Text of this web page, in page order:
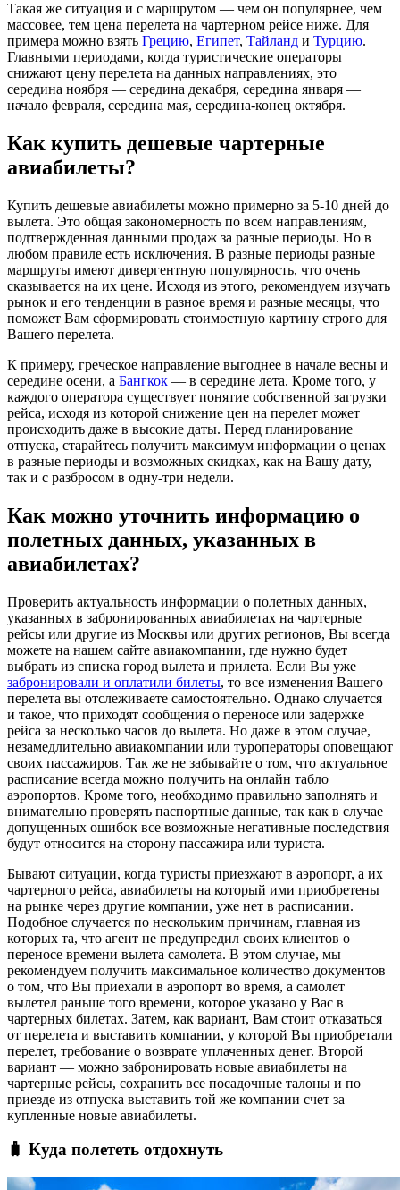
Такая же ситуация и с маршрутом — чем он популярнее, чем
массовее, тем цена перелета на чартерном рейсе ниже. Для
примера можно взять Грецию, Египет, Тайланд и Турцию.
Главными периодами, когда туристические операторы
снижают цену перелета на данных направлениях, это
середина ноября — середина декабря, середина января —
начало февраля, середина мая, середина-конец октября.
Как купить дешевые чартерные
авиабилеты?
Купить дешевые авиабилеты можно примерно за 5-10 дней до
вылета. Это общая закономерность по всем направлениям,
подтвержденная данными продаж за разные периоды. Но в
любом правиле есть исключения. В разные периоды разные
маршруты имеют дивергентную популярность, что очень
сказывается на их цене. Исходя из этого, рекомендуем изучать
рынок и его тенденции в разное время и разные месяцы, что
поможет Вам сформировать стоимостную картину строго для
Вашего перелета.
К примеру, греческое направление выгоднее в начале весны и
середине осени, а Бангкок — в середине лета. Кроме того, у
каждого оператора существует понятие собственной загрузки
рейса, исходя из которой снижение цен на перелет может
происходить даже в высокие даты. Перед планирование
отпуска, старайтесь получить максимум информации о ценах
в разные периоды и возможных скидках, как на Вашу дату,
так и с разбросом в одну-три недели.
Как можно уточнить информацию о
полетных данных, указанных в
авиабилетах?
Проверить актуальность информации о полетных данных,
указанных в забронированных авиабилетах на чартерные
рейсы или другие из Москвы или других регионов, Вы всегда
можете на нашем сайте авиакомпании, где нужно будет
выбрать из списка город вылета и прилета. Если Вы уже
забронировали и оплатили билеты, то все изменения Вашего
перелета вы отслеживаете самостоятельно. Однако случается
и такое, что приходят сообщения о переносе или задержке
рейса за несколько часов до вылета. Но даже в этом случае,
незамедлительно авиакомпании или туроператоры оповещают
своих пассажиров. Так же не забывайте о том, что актуальное
расписание всегда можно получить на онлайн табло
аэропортов. Кроме того, необходимо правильно заполнять и
внимательно проверять паспортные данные, так как в случае
допущенных ошибок все возможные негативные последствия
будут относится на сторону пассажира или туриста.
Бывают ситуации, когда туристы приезжают в аэропорт, а их
чартерного рейса, авиабилеты на который ими приобретены
на рынке через другие компании, уже нет в расписании.
Подобное случается по нескольким причинам, главная из
которых та, что агент не предупредил своих клиентов о
переносе времени вылета самолета. В этом случае, мы
рекомендуем получить максимальное количество документов
о том, что Вы приехали в аэропорт во время, а самолет
вылетел раньше того времени, которое указано у Вас в
чартерных билетах. Затем, как вариант, Вам стоит отказаться
от перелета и выставить компании, у которой Вы приобретали
перелет, требование о возврате уплаченных денег. Второй
вариант — можно забронировать новые авиабилеты на
чартерные рейсы, сохранить все посадочные талоны и по
приезде из отпуска выставить той же компании счет за
купленные новые авиабилеты.
🧳 Куда полететь отдохнуть